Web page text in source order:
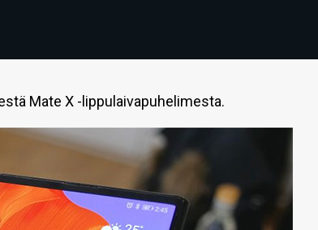
Mate X -lippulaivapuhelimesta.